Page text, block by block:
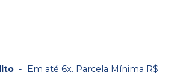
- Em até 6x. Parcela Mínima R$